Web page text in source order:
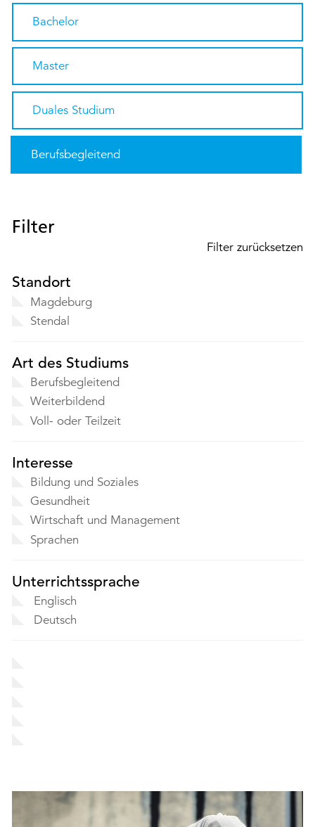
Bachelor
Master
Duales Studium
Berufsbegleitend
Filter
Filter zurücksetzen
Standort
Magdeburg
Stendal
Art des Studiums
Berufsbegleitend
Weiterbildend
Voll- oder Teilzeit
Interesse
Bildung und Soziales
Gesundheit
Wirtschaft und Management
Sprachen
Unterrichtssprache
Englisch
Deutsch